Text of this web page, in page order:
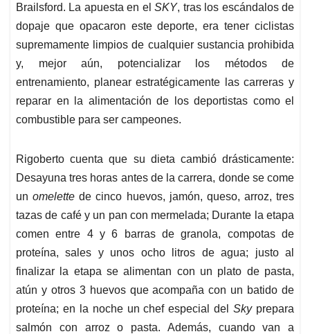
Brailsford. La apuesta en elSKY, tras los escándalos de
dopaje que opacaron este deporte, era tener ciclistas
supremamente limpios de cualquier sustancia prohibida
y, mejor aún, potencializar los métodos de
entrenamiento, planear estratégicamente las carreras y
reparar en la alimentación de los deportistas como el
combustible para ser campeones.
Rigoberto cuenta que su dieta cambió drásticamente:
Desayuna tres horas antes de la carrera, donde se come
unomelette de cinco huevos, jamón, queso, arroz, tres
tazas de café y un pan con mermelada; Durante la etapa
comen entre 4 y 6 barras de granola, compotas de
proteína, sales y unos ocho litros de agua; justo al
finalizar la etapa se alimentan con un plato de pasta,
atún y otros 3 huevos que acompaña con un batido de
proteína; en la noche un chef especial delSkyprepara
salmón con arroz o pasta. Además, cuando van a